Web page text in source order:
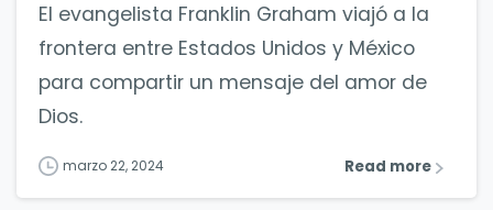
El evangelista Franklin Graham viajó a la
frontera entre Estados Unidos y México
para compartir un mensaje del amor de
Dios.
marzo 22, 2024 Read more